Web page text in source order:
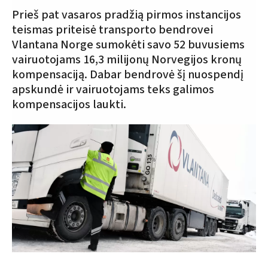
Prieš pat vasaros pradžią pirmos instancijos
teismas priteisė transporto bendrovei
Vlantana Norge sumokėti savo 52 buvusiems
vairuotojams 16,3 milijonų Norvegijos kronų
kompensaciją. Dabar bendrovė šį nuospendį
apskundė ir vairuotojams teks galimos
kompensacijos laukti.